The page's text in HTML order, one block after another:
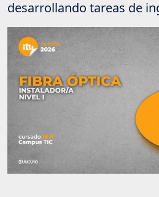
desarrollando tareas de